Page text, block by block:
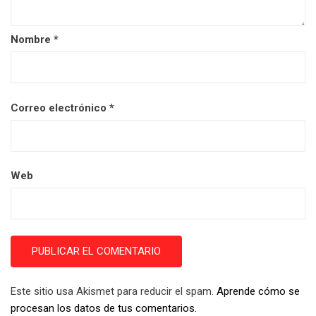
Nombre *
Correo electrónico *
Web
Este sitio usa Akismet para reducir el spam. Aprende cómo se
procesan los datos de tus comentarios.